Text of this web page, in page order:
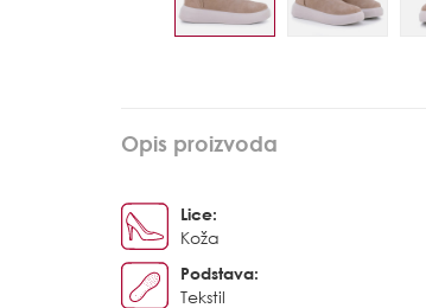
Opis proizvoda
Lice:
Koža
Podstava:
Tekstil